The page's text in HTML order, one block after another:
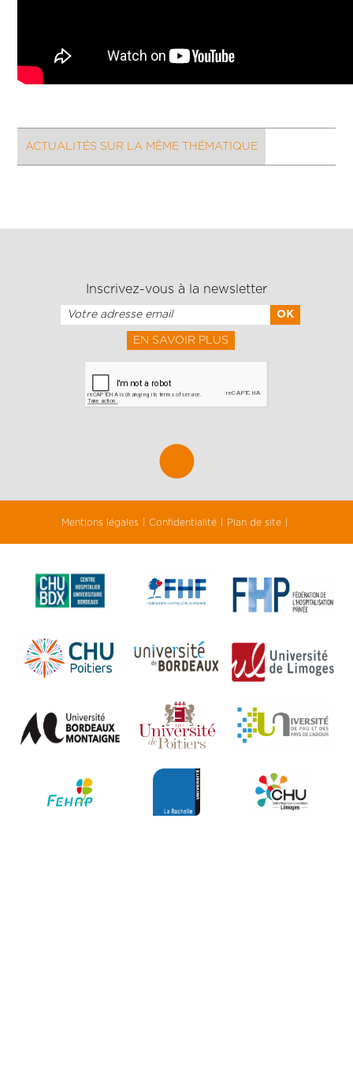
ACTUALITÉS SUR LA MÊME THÉMATIQUE
Inscrivez-vous à la newsletter
EN SAVOIR PLUS
Mentions légales Confidentialité Plan de site